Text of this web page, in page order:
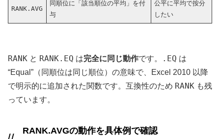
RANK.AVG
同順位に「該当順位の平均」を付
与
公平に平均で按分
したい
RANK と RANK.EQ は完全に同じ動作です。 .EQ は
“Equal”（同順位は同じ順位）の意味で、Excel 2010 以降
で明示的に追加された関数です。互換性のため RANK も残
っています。
RANK.AVGの動作を具体例で確認